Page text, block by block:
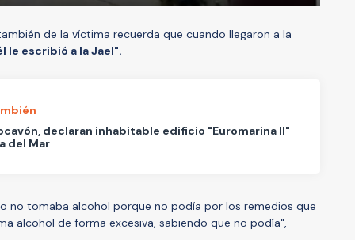
de la víctima recuerda que cuando llegaron a la
le escribió a la Jael".
declaran inhabitable edificio "Euromarina II"
del Mar
no tomaba alcohol porque no podía por los remedios que
alcohol de forma excesiva, sabiendo que no podía",